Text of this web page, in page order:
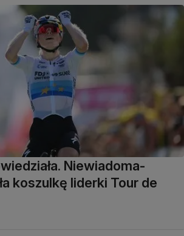
Niewiadoma-
koszulkę liderki Tour de